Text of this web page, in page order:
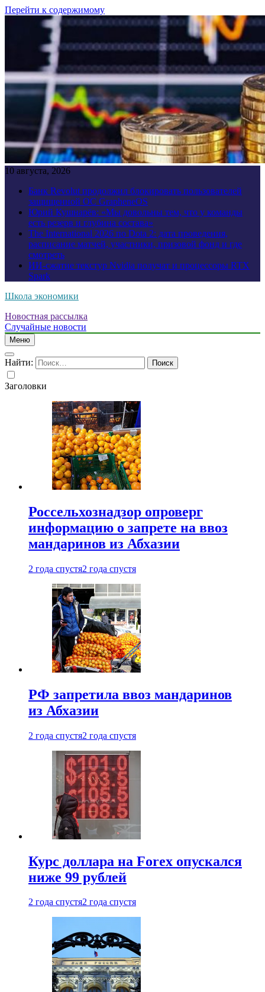
Перейти к содержимому
10 августа, 2026
Банк Revolut продолжил блокировать пользователей
защищенной ОС GrapheneOS
Юрий Кушнарёв: «Мы довольны тем, что у команды
есть резерв и глубина состава»
The International 2026 по Dota 2: дата проведения,
расписание матчей, участники, призовой фонд и где
смотреть
ИИ-сжатие текстур Nvidia получат и процессоры RTX
Spark
Школа экономики
Новостная рассылка
Случайные новости
Меню
Найти:
Заголовки
Россельхознадзор опроверг
информацию о запрете на ввоз
мандаринов из Абхазии
2 года спустя2 года спустя
РФ запретила ввоз мандаринов
из Абхазии
2 года спустя2 года спустя
Курс доллара на Forex опускался
ниже 99 рублей
2 года спустя2 года спустя